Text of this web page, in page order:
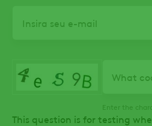
What
Enter the
This question is for testing